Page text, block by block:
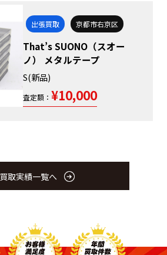
出張買取 京都市右京区
That’s SUONO（スオー
ノ） メタルテープ
S(新品)
査定額： ¥10,000
買取実績一覧へ